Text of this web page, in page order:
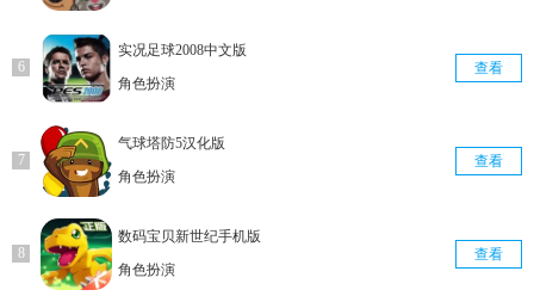
实况足球2008中文版
角色扮演
查看
气球塔防5汉化版
角色扮演
查看
数码宝贝新世纪手机版
角色扮演
查看